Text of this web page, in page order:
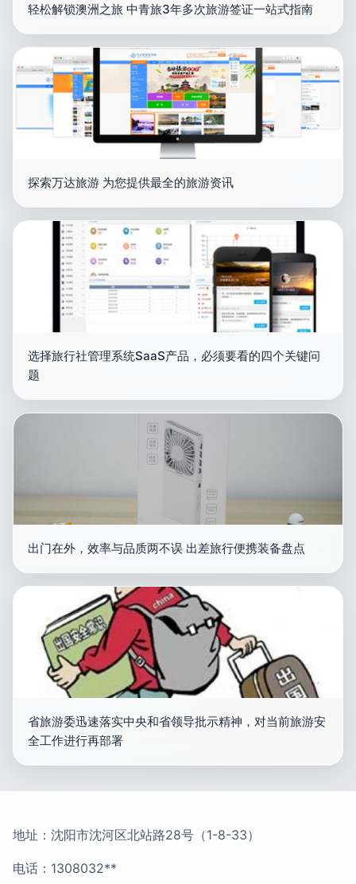
轻松解锁澳洲之旅 中青旅3年多次旅游签证一站式指南
探索万达旅游 为您提供最全的旅游资讯
选择旅行社管理系统SaaS产品，必须要看的四个关键问
题
出门在外，效率与品质两不误 出差旅行便携装备盘点
省旅游委迅速落实中央和省领导批示精神，对当前旅游安
全工作进行再部署
地址：沈阳市沈河区北站路28号（1-8-33）
电话：1308032**